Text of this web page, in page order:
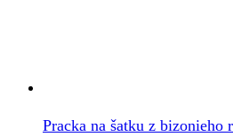
Pracka na šatku z bizonieho